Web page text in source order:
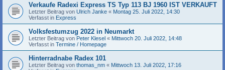
Verkaufe Radexi Express TS Typ 113 BJ 1960 IST VERKAUFT
Letzter Beitrag von Ulrich Janke « Montag 25. Juli 2022, 14:30
Verfasst in Express
Volksfestumzug 2022 in Neumarkt
Letzter Beitrag von Peter Klesel « Mittwoch 20. Juli 2022, 14:48
Verfasst in Termine / Homepage
Hinterradnabe Radex 101
Letzter Beitrag von thomas_nm « Mittwoch 13. Juli 2022, 17:16